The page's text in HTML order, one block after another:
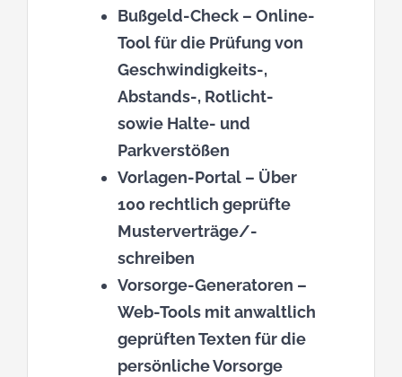
Bußgeld-Check – Online-
Tool für die Prüfung von
Geschwindigkeits-,
Abstands-, Rotlicht-
sowie Halte- und
Parkverstößen
Vorlagen-Portal – Über
100 rechtlich geprüfte
Musterverträge/-
schreiben
Vorsorge-Generatoren –
Web-Tools mit anwaltlich
geprüften Texten für die
persönliche Vorsorge